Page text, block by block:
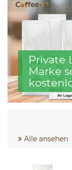
Private
Marke
Alle ansehen